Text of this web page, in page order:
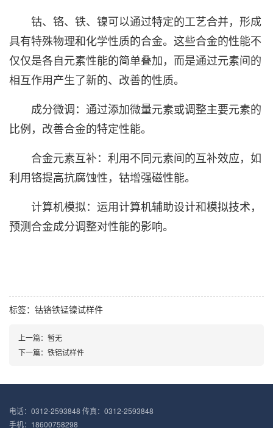
钴、铬、铁、镍可以通过特定的工艺合并，形成
具有特殊物理和化学性质的合金。这些合金的性能不
仅仅是各自元素性能的简单叠加，而是通过元素间的
相互作用产生了新的、改善的性质。
成分微调：通过添加微量元素或调整主要元素的
比例，改善合金的特定性能。
合金元素互补：利用不同元素间的互补效应，如
利用铬提高抗腐蚀性，钴增强磁性能。
计算机模拟：运用计算机辅助设计和模拟技术，
预测合金成分调整对性能的影响。
标签： 钴铬铁锰镍试样件
上一篇：暂无
下一篇：铁铝试样件
电话：0312-2593848 传真：0312-2593848
手机：18600758298